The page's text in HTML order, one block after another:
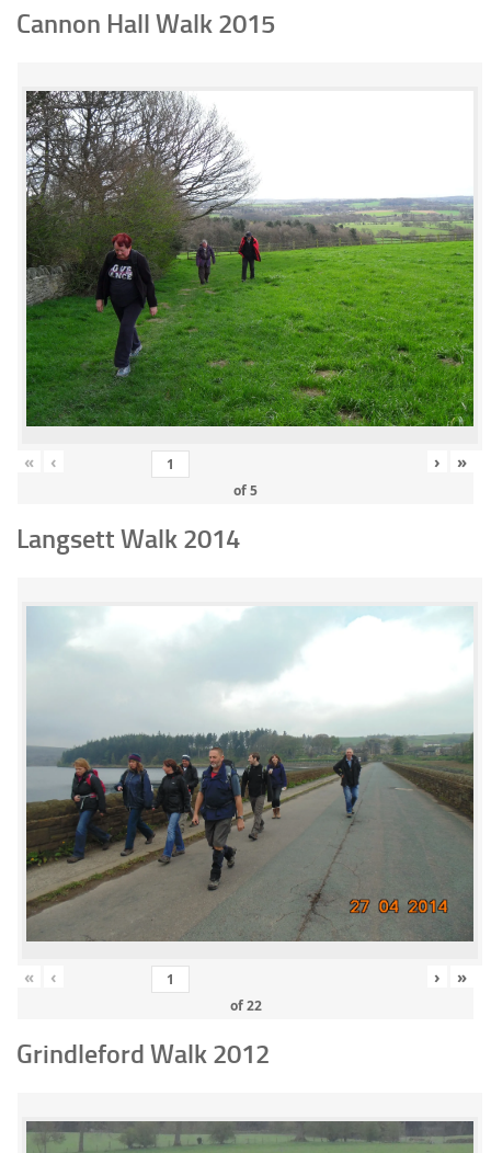
Cannon Hall Walk 2015
« ‹
of5
› »
Langsett Walk 2014
« ‹
of22
› »
Grindleford Walk 2012